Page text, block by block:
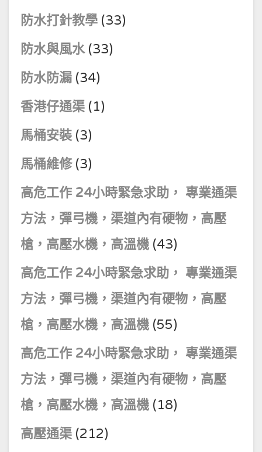
防水打針教學 (33)
防水與風水(33)
防水防漏 (34)
香港仔通渠 (1)
馬桶安裝 (3)
馬桶維修(3)
高危工作 24小時緊急求助， 專業通渠
方法，彈弓機，渠道內有硬物，高壓
槍，高壓水機，高溫機 (43)
高危工作 24小時緊急求助， 專業通渠
方法，彈弓機，渠道內有硬物，高壓
槍，高壓水機，高溫機 (55)
高危工作 24小時緊急求助， 專業通渠
方法，彈弓機，渠道內有硬物，高壓
槍，高壓水機，高溫機 (18)
高壓通渠 (212)